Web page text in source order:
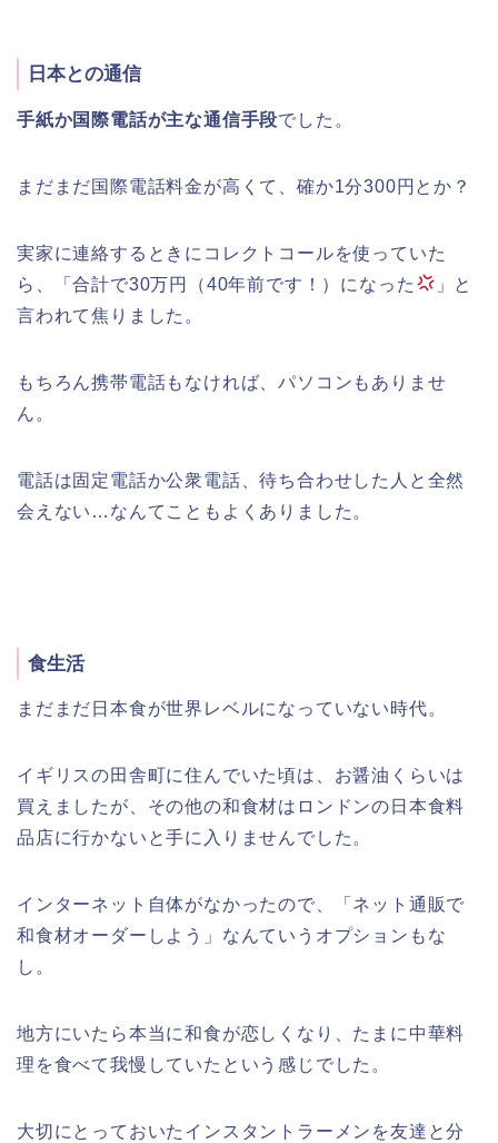
日本との通信
手紙か国際電話が主な通信手段でした。
まだまだ国際電話料金が高くて、確か1分300円とか？
実家に連絡するときにコレクトコールを使っていた
ら、「合計で30万円（40年前です！）になった
」と
言われて焦りました。
もちろん携帯電話もなければ、パソコンもありませ
ん。
電話は固定電話か公衆電話、待ち合わせした人と全然
会えない…なんてこともよくありました。
食生活
まだまだ日本食が世界レベルになっていない時代。
イギリスの田舎町に住んでいた頃は、お醤油くらいは
買えましたが、その他の和食材はロンドンの日本食料
品店に行かないと手に入りませんでした。
インターネット自体がなかったので、「ネット通販で
和食材オーダーしよう」なんていうオプションもな
し。
地方にいたら本当に和食が恋しくなり、たまに中華料
理を食べて我慢していたという感じでした。
大切にとっておいたインスタントラーメンを友達と分